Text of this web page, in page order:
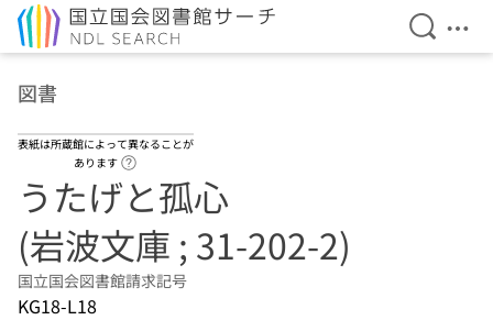
検索を
メ
図書
表紙は所蔵館によって異なることが
あります
うたげと孤心
(岩波文庫 ; 31-202-2)
国立国会図書館請求記号
KG18-L18